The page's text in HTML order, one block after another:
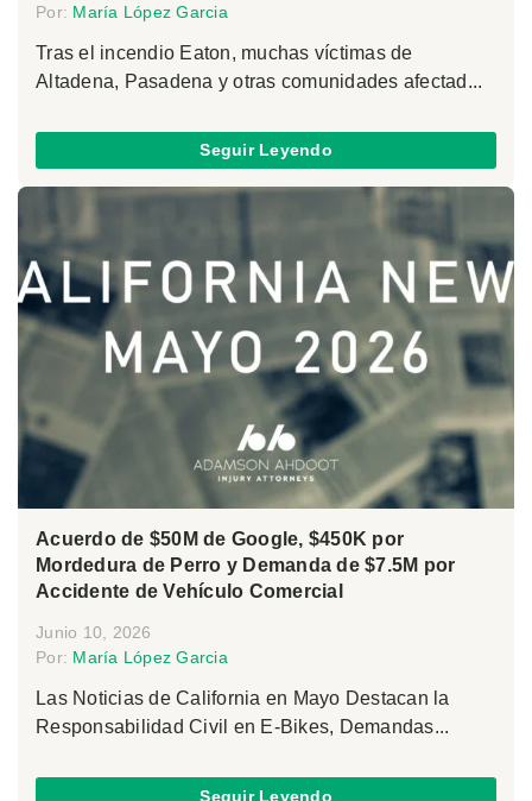
Por: María López Garcia
Tras el incendio Eaton, muchas víctimas de
Altadena, Pasadena y otras comunidades afectad...
Seguir Leyendo
Acuerdo de $50M de Google, $450K por
Mordedura de Perro y Demanda de $7.5M por
Accidente de Vehículo Comercial
Junio 10, 2026
Por: María López Garcia
Las Noticias de California en Mayo Destacan la
Responsabilidad Civil en E-Bikes, Demandas...
Seguir Leyendo